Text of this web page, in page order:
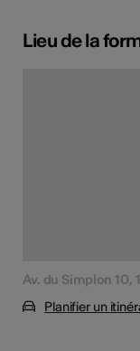
Lieu de la
Av. du Simplon 10,
Planifier un